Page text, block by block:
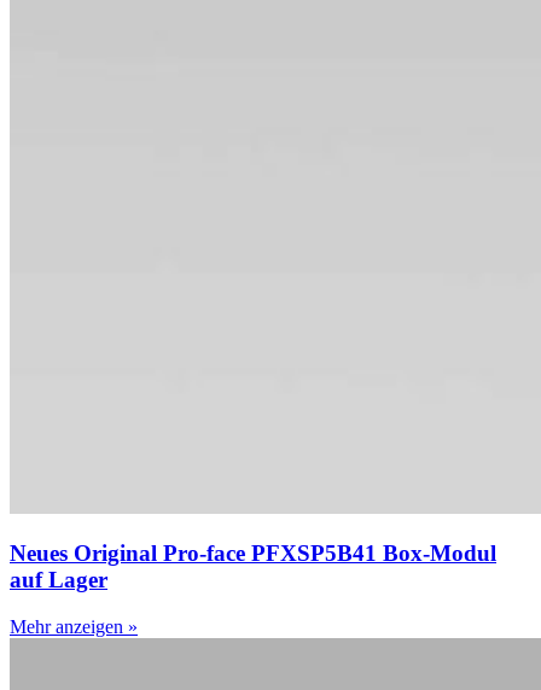
Neues Original Pro-face PFXSP5B41 Box-Modul
auf Lager
Mehr anzeigen »